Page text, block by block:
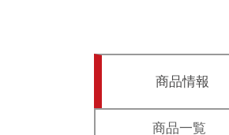
商品情報
商品一覧